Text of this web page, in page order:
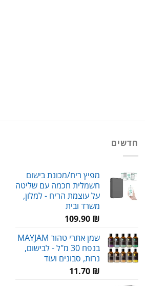
חדשים
מפיץ ריח/מכונת בישום
חשמלית חכמה עם שליטה
על עוצמת הריח - למלון,
משרד ובית
109.90 ₪
שמן אתרי טהור MAYJAM
בנפח 30 מ"ל - לבישום,
נרות, סבונים ועוד
11.70 ₪